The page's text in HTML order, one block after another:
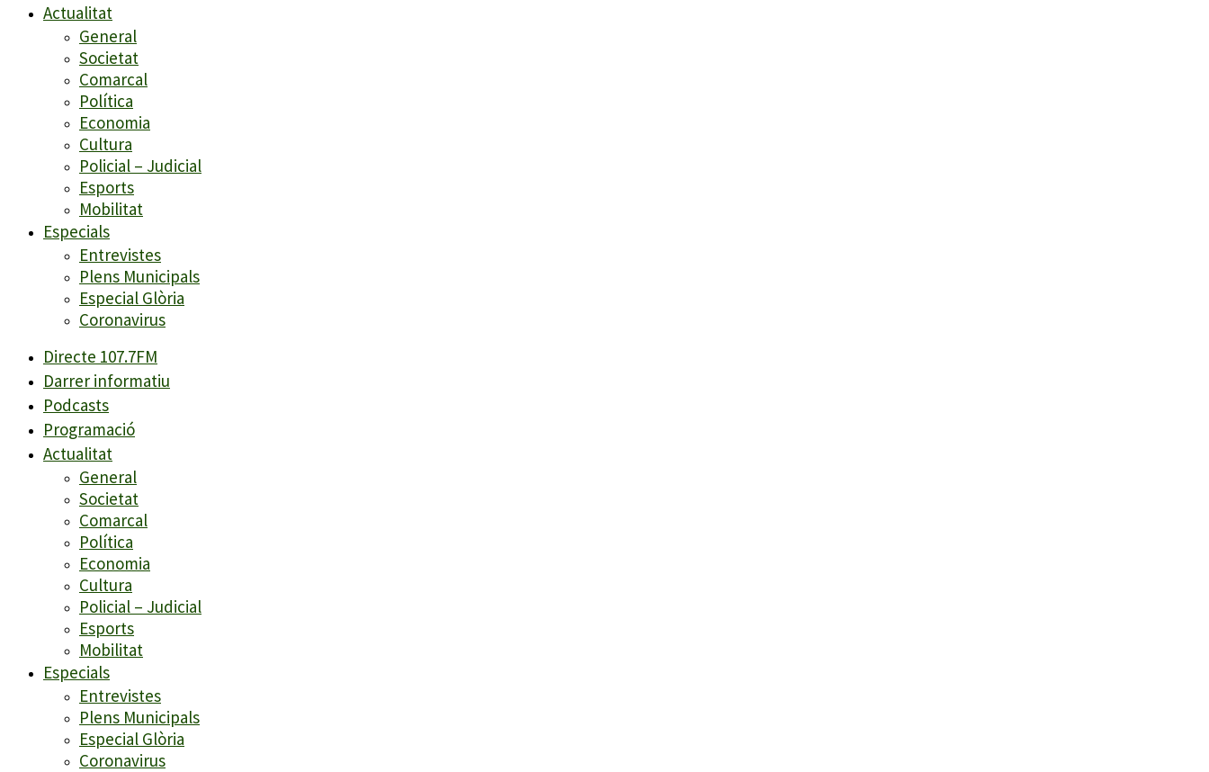
Actualitat
General
Societat
Comarcal
Política
Economia
Cultura
Policial – Judicial
Esports
Mobilitat
Especials
Entrevistes
Plens Municipals
Especial Glòria
Coronavirus
Directe 107.7FM
Darrer informatiu
Podcasts
Programació
Actualitat
General
Societat
Comarcal
Política
Economia
Cultura
Policial – Judicial
Esports
Mobilitat
Especials
Entrevistes
Plens Municipals
Especial Glòria
Coronavirus